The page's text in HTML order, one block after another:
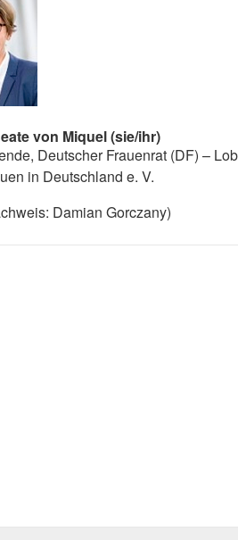
von Miquel (sie/ihr)
Deutscher Frauenrat (DF) –
in Deutschland e. V.
Damian Gorczany)